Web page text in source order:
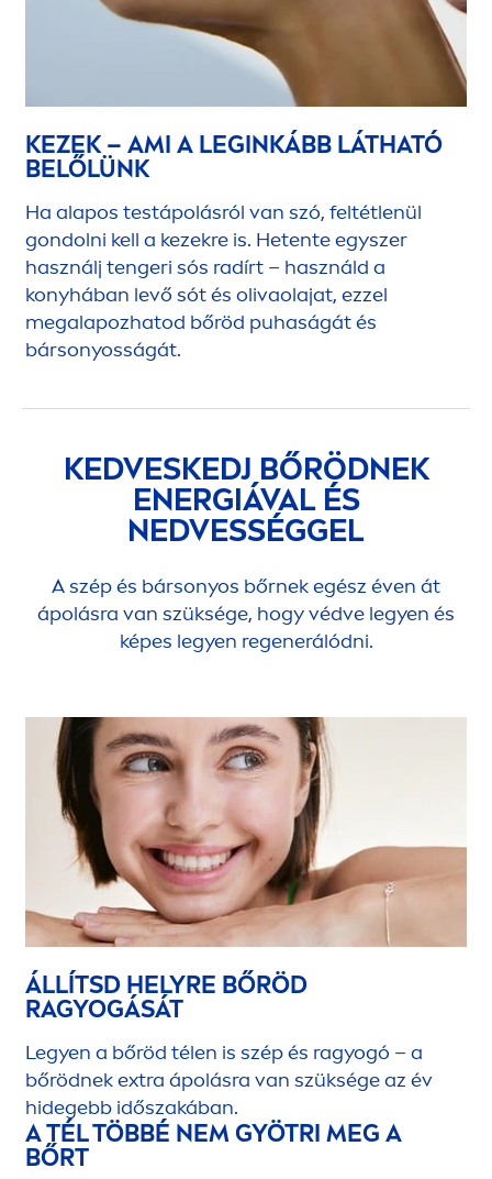
KEZEK – AMI A LEGINKÁBB LÁTHATÓ
BELŐLÜNK
Ha alapos testápolásról van szó, feltétlenül
gondolni kell a kezekre is. Hetente egyszer
használj tengeri sós radírt – használd a
konyhában levő sót és olivaolajat, ezzel
megalapozhatod bőröd puhaságát és
bársonyosságát.
KEDVESKEDJ BŐRÖDNEK
ENERGIÁVAL ÉS
NEDVESSÉGGEL
A szép és bársonyos bőrnek egész éven át
ápolásra van szüksége, hogy védve legyen és
képes legyen regenerálódni.
ÁLLÍTSD HELYRE BŐRÖD
RAGYOGÁSÁT
Legyen a bőröd télen is szép és ragyogó – a
bőrödnek extra ápolásra van szüksége az év
hidegebb időszakában.
A TÉL TÖBBÉ NEM GYÖTRI MEG A
BŐRT